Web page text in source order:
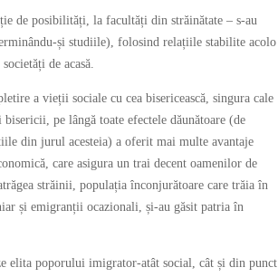
de posibilități, la facultăți din străinătate – s-au
și studiile), folosind relațiile stabilite acolo
de acasă.
a vieții sociale cu cea bisericească, singura cale
pe lângă toate efectele dăunătoare (de
din jurul acesteia) a oferit mai multe avantaje
care asigura un trai decent oamenilor de
străinii, populația înconjurătoare care trăia în
și emigranții ocazionali, și-au găsit patria în
elita poporului imigrator-atât social, cât și din punct